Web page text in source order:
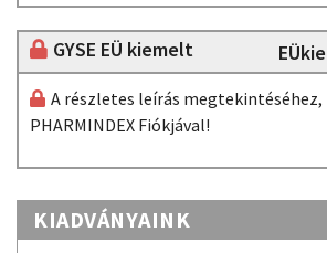
GYSE EÜ kiemelt
A részletes leírás megtekintéséhez,
PHARMINDEX Fiókjával!
KIADVÁNYAINK